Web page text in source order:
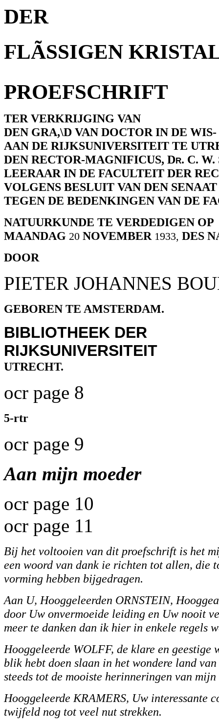
DER
FLÃSSIGEN
PROEFSCHRIFT
TER VERKRIJGING VAN
DEN GRA,\D VAN DOCTOR IN DE
AAN DE RIJKSUNIVERSITEIT TE
DEN RECTOR-MAGNIFICUS, Dr. C.
LEERAAR IN DE FACULTEIT DER
VOLGENS BESLUIT VAN DEN
TEGEN DE BEDENKINGEN VAN DE
NATUURKUNDE TE VERDEDIGEN OP
MAANDAG 20 NOVEMBER1933, DES
DOOR
PIETER JOHANNES
GEBOREN TE AMSTERDAM.
BIBLIOTHEEK DER
RIJKSUNIVERSITEIT
UTRECHT.
ocr page 8
5-rtr
ocr page 9
Aan mijn moeder
ocr page 10
ocr page 11
Bij het voltooien van dit proefschrift is het
een woord van dank ie richten tot allen, die
vorming hebben bijgedragen.
Aan U, Hooggeleerden ORNSTEIN,
door Uw onvermoeide leiding en Uw nooit
meer te danken dan ik hier in enkele regels
Hooggeleerde WOLFF, de klare en geestige
blik hebt doen slaan in het wondere land
steeds tot de mooiste herinneringen van
Hooggeleerde KRAMERS, Uw interessante
twijfeld nog tot veel nut strekken.